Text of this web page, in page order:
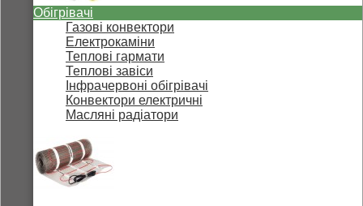
Обігрівачі
Газові конвектори
Електрокаміни
Теплові гармати
Теплові завіси
Інфрачервоні обігрівачі
Конвектори електричні
Масляні радіатори